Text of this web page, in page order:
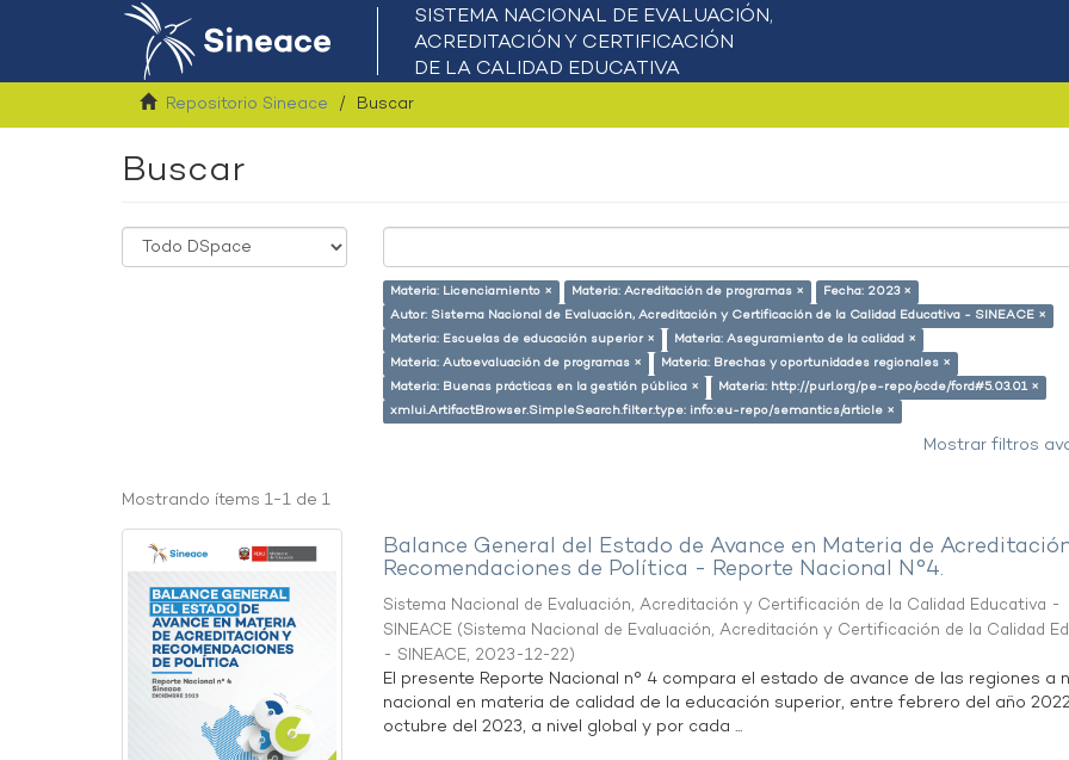
Repositorio Sineace Buscar
Buscar
Materia: Licenciamiento × Materia: Acreditación de programas ×
Fecha: 2023 ×
Autor: Sistema Nacional de Evaluación, Acreditación y Certificación de la Calidad Educativa - SINEACE ×
Materia: Escuelas de educación superior ×
Materia: Aseguramiento de la calidad ×
Materia: Autoevaluación de programas ×
Materia: Brechas y oportunidades regionales ×
Materia: Buenas prácticas en la gestión pública ×
Materia: http://purl.org/pe-repo/ocde/ford#5.03.01 ×
xmlui.ArtifactBrowser.SimpleSearch.filter.type: info:eu-repo/semantics/article ×
Mostrar filtros
Mostrando ítems 1-1 de 1
Balance General del Estado de Avance en Materia de
Recomendaciones de Política - Reporte Nacional N°4.
Sistema Nacional de Evaluación, Acreditación y Certificación de la Calidad Educativa -
SINEACE (Sistema Nacional de Evaluación, Acreditación y Certificación de la Calidad
- SINEACE, 2023-12-22)
El presente Reporte Nacional n° 4 compara el estado de avance de las regiones a
nacional en materia de calidad de la educación superior, entre febrero del año
octubre del 2023, a nivel global y por cada ...